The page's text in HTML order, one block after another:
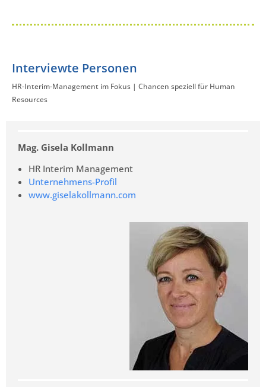
Interviewte Personen
HR-Interim-Management im Fokus | Chancen speziell für Human
Resources
Mag. Gisela Kollmann
HR Interim Management
Unternehmens-Profil
www.giselakollmann.com